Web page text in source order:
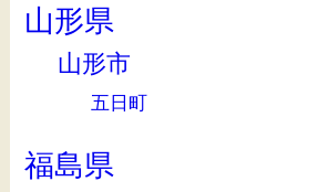
山形県
山形市
五日町
福島県